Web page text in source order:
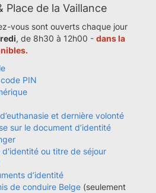
Place de la Vaillance
vous sont ouverts chaque jour
, de 8h30 à 12h00 - dans la
PIN
et dernière volonté
sur le document d’identité
ou titre de séjour
d’identité
de conduire Belge (seulement